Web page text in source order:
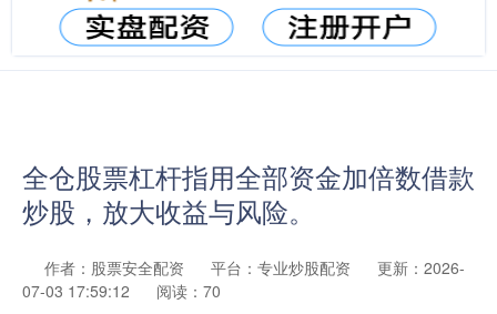
全仓股票杠杆指用全部资金加倍数借款
炒股，放大收益与风险。
作者：股票安全配资 平台：专业炒股配资
更新：2026-
07-03 17:59:12
阅读：70